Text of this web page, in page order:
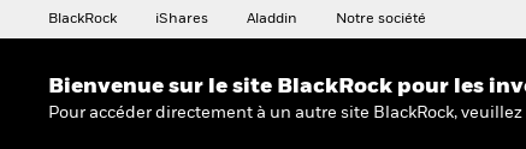
BlackRock iShares Aladdin Notre société
Bienvenue sur le site BlackRock pour les
Pour accéder directement à un autre site BlackRock,